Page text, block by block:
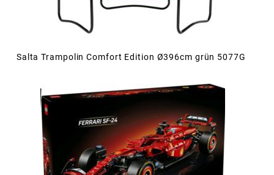
Salta Trampolin Comfort Edition Ø396cm grün 5077G